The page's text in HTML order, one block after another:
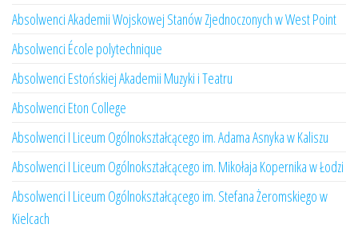
Absolwenci Akademii Wojskowej Stanów Zjednoczonych w West Point
Absolwenci École polytechnique
Absolwenci Estońskiej Akademii Muzyki i Teatru
Absolwenci Eton College
Absolwenci I Liceum Ogólnokształcącego im. Adama Asnyka w Kaliszu
Absolwenci I Liceum Ogólnokształcącego im. Mikołaja Kopernika w Łodzi
Absolwenci I Liceum Ogólnokształcącego im. Stefana Żeromskiego w
Kielcach